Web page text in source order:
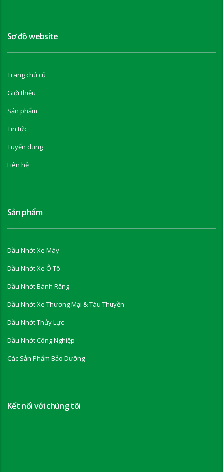
Sơ đồ website
Trang chủ cũ
Giới thiệu
Sản phẩm
Tin tức
Tuyển dụng
Liên hệ
Sản phẩm
Dầu Nhớt Xe Máy
Dầu Nhớt Xe Ô Tô
Dầu Nhớt Bánh Răng
Dầu Nhớt Xe Thương Mại & Tàu Thuyền
Dầu Nhớt Thủy Lực
Dầu Nhớt Công Nghiệp
Các Sản Phẩm Bảo Dưỡng
Kết nối với chúng tôi